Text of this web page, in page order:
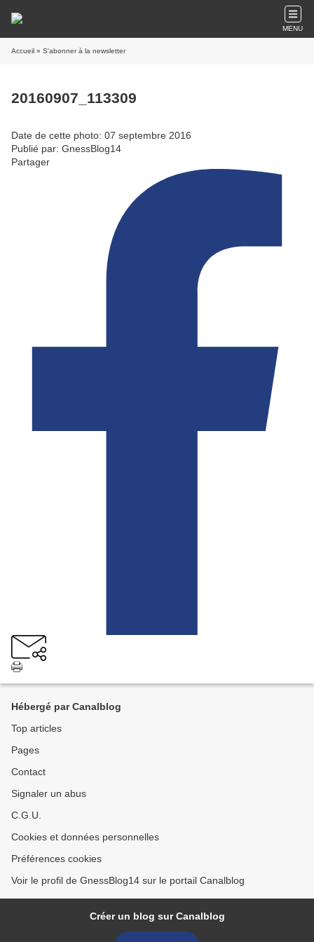
MENU
Accueil » S'abonner à la newsletter
20160907_113309
Date de cette photo: 07 septembre 2016
Publié par: GnessBlog14
Partager
Hébergé par Canalblog
Top articles
Pages
Contact
Signaler un abus
C.G.U.
Cookies et données personnelles
Préférences cookies
Voir le profil de GnessBlog14 sur le portail Canalblog
Créer un blog sur Canalblog